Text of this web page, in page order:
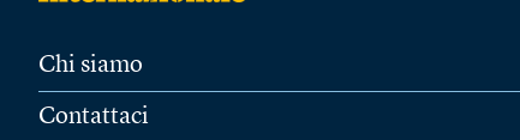
Chi siamo
Contattaci